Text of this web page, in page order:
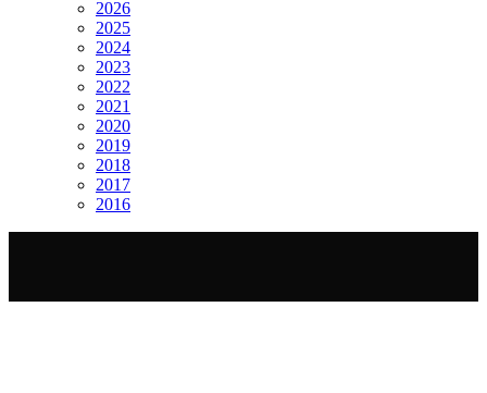
2026
2025
2024
2023
2022
2021
2020
2019
2018
2017
2016